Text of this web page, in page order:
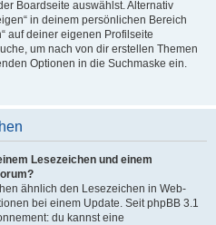
Boardseite auswählst. Alternativ
in deinem persönlichen Bereich
auf deiner eigenen Profilseite
um nach von dir erstellen Themen
Optionen in die Suchmaske ein.
Lesezeichen und einem
ähnlich den Lesezeichen in Web-
bei einem Update. Seit phpBB 3.1
du kannst eine